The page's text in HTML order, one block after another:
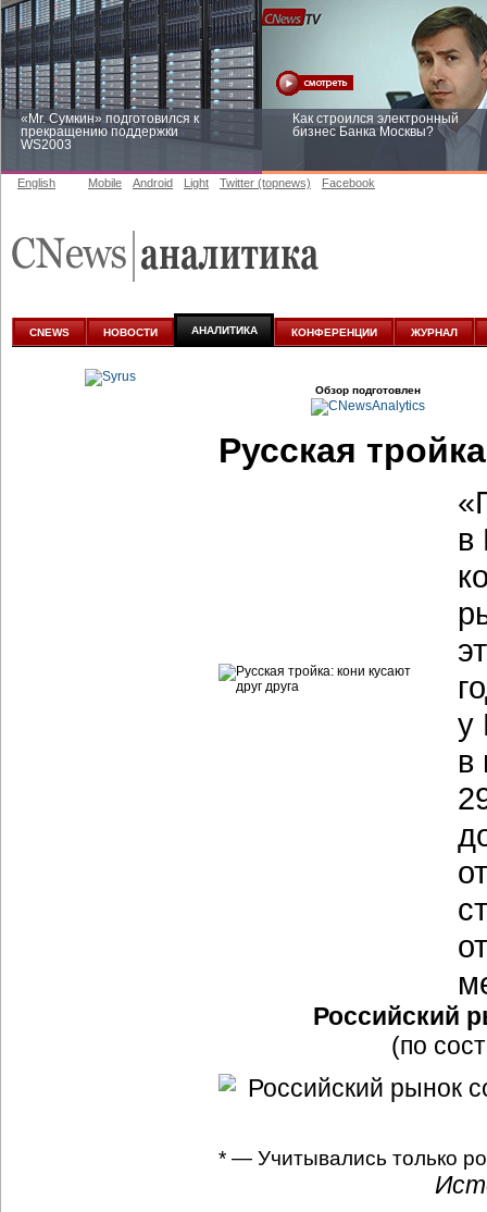
«Mr. Сумкин» подготовился к
прекращению поддержки
WS2003
Как строился электронный
бизнес Банка Москвы?
аналитике
English Mobile Android Light Twitter (topnews) Facebook
CNEWS НОВОСТИ АНАЛИТИКА КОНФЕРЕНЦИИ ЖУРНАЛ
Обзор подготовлен
Русская
в
у
в
Российский
(по
* — Учитывались только